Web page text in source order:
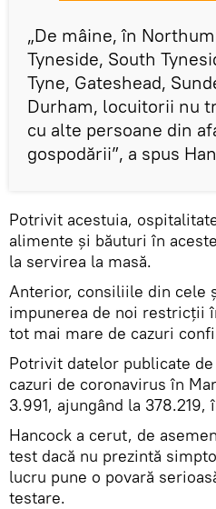
„De mâine, în
Tyneside, South
Tyne, Gateshead,
Durham, locuitorii nu
cu alte persoane din
gospodării”, a spus
Potrivit acestuia,
alimente și băuturi în
la servirea la masă.
Anterior, consiliile din cele
impunerea de noi restricții
tot mai mare de cazuri
Potrivit datelor publicate
cazuri de coronavirus în
3.991, ajungând la 378.219,
Hancock a cerut, de
test dacă nu prezintă
lucru pune o povară
testare.